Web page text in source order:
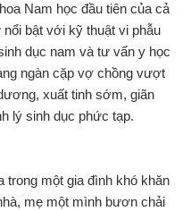
Nam học đầu tiên của cả
bật với kỹ thuật vi phẫu
dục nam và tư vấn y học
ngàn cặp vợ chồng vượt
xuất tinh sớm, giãn
lý sinh dục phức tạp.
trong một gia đình khó khăn
mẹ một mình bươn chải